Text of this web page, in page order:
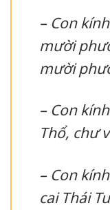
– Con
mười
mười
– Con
Thổ, chư
– Con
cai Thái